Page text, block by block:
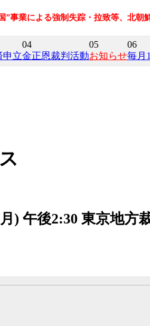
”事業による強制失踪・拉致等、北朝
申立
04
金正恩裁判活動
05
お知らせ
06
毎月
) 午後2:30 東京地